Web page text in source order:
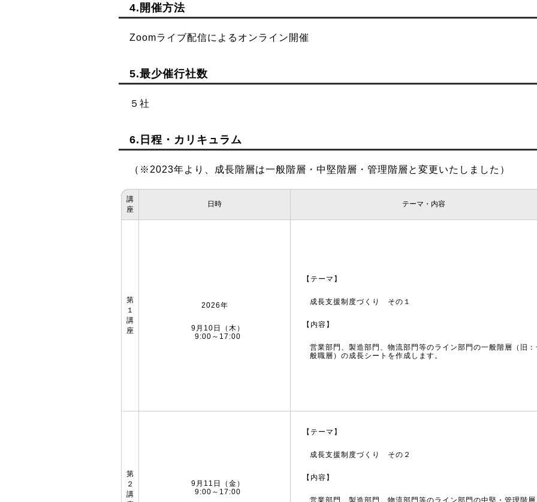
4.開催方法
Zoomライブ配信によるオンライン開催
5.最少催行社数
５社
6.日程・カリキュラム
（※2023年より、成長階層は一般階層・中堅階層・管理階層と変更いたしました）
講
座
日時 テーマ・内容
第
１
講
座
2026年
9月10日（木）
9:00～17:00
【テーマ】
成長支援制度づくり その１
【内容】
営業部門、製造部門、物流部門等のライン部門の一般階層（旧
般職層）の成長シートを作成します。
第
２
講
9月11日（金）
9:00～17:00
【テーマ】
成長支援制度づくり その２
【内容】